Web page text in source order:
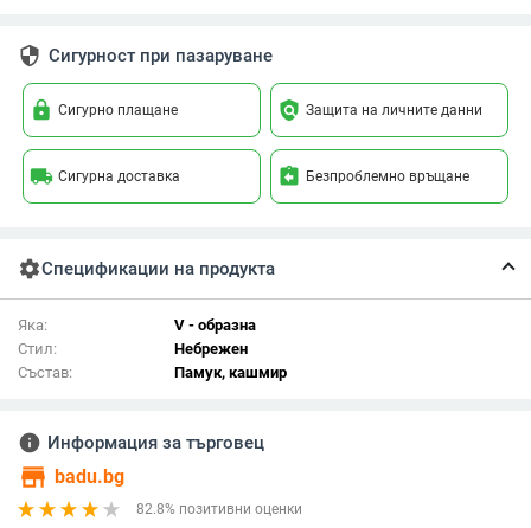
security Сигурност при пазаруване
lock Сигурно плащане policy Защита на личните данни
local_shipping Сигурна доставка assignment_return Безпроблемно връщане
settingsСпецификации на продукта
Яка:
V - образна
Стил:
Небрежен
Състав:
Памук, кашмир
info Информация за търговец
store badu.bg
82.8% позитивни оценки